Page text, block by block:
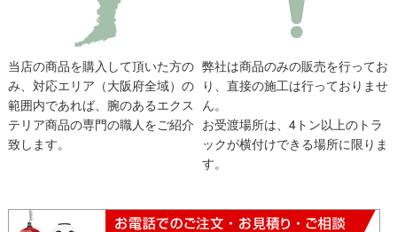
当店の商品を購入して頂いた方の
み、対応エリア（大阪府全域）の
範囲内であれば、腕のあるエクス
テリア商品の専門の職人をご紹介
致します。
弊社は商品のみの販売を行ってお
り、直接の施工は行っておりませ
ん。
お受渡場所は、4トン以上のトラ
ックが横付けできる場所に限りま
す。